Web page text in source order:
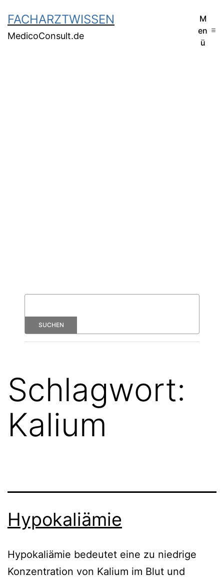
FACHARZTWISSEN
MedicoConsult.de
M
en
ü
Schlagwort:
Kalium
Hypokaliämie
Hypokaliämie bedeutet eine zu niedrige
Konzentration von Kalium im Blut und